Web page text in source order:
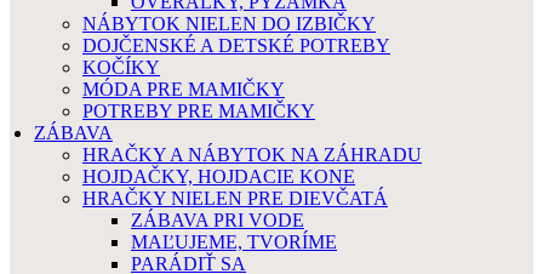
NÁBYTOK NIELEN DO IZBIČKY
DOJČENSKÉ A DETSKÉ POTREBY
KOČÍKY
MÓDA PRE MAMIČKY
POTREBY PRE MAMIČKY
ZÁBAVA
HRAČKY A NÁBYTOK NA ZÁHRADU
HOJDAČKY, HOJDACIE KONE
HRAČKY NIELEN PRE DIEVČATÁ
ZÁBAVA PRI VODE
MAĽUJEME, TVORÍME
PARÁDIŤ SA